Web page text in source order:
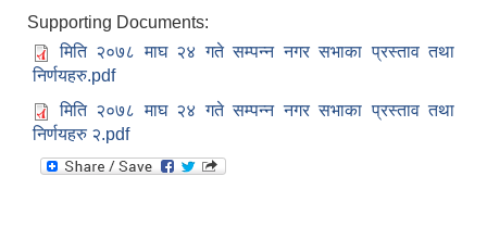
Supporting Documents:
मिति २०७८ माघ २४ गते सम्पन्न नगर सभाका प्रस्ताव तथा
निर्णयहरु.pdf
मिति २०७८ माघ २४ गते सम्पन्न नगर सभाका प्रस्ताव तथा
निर्णयहरु २.pdf